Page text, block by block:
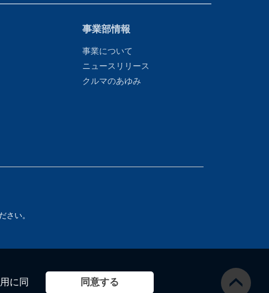
に同 同意する
事業部情報
事業について
ニュースリリース
クルマのあゆみ
さい。